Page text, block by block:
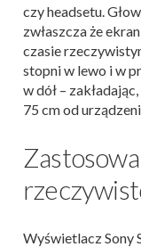
czy headsetu.
zwłaszcza że
czasie
stopni w lewo i w
w dół –
75 cm od
Wyświetlacz Sony